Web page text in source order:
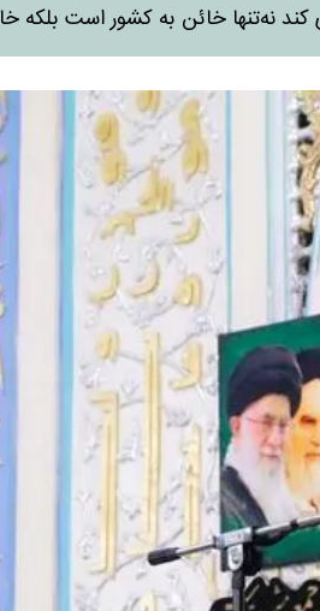
نه‌تنها خائن به کشور است بلکه